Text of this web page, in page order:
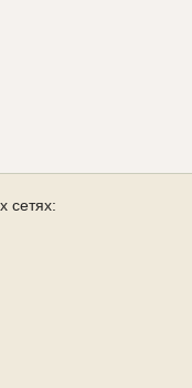
сетях: